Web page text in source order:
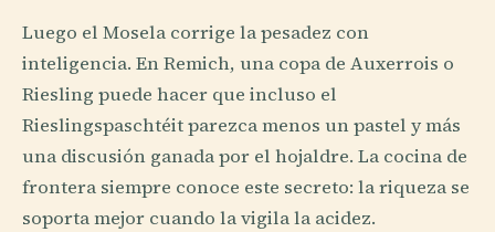
Luego el Mosela corrige la pesadez con
inteligencia. En Remich, una copa de Auxerrois o
Riesling puede hacer que incluso el
Rieslingspaschtéit parezca menos un pastel y más
una discusión ganada por el hojaldre. La cocina de
frontera siempre conoce este secreto: la riqueza se
soporta mejor cuando la vigila la acidez.